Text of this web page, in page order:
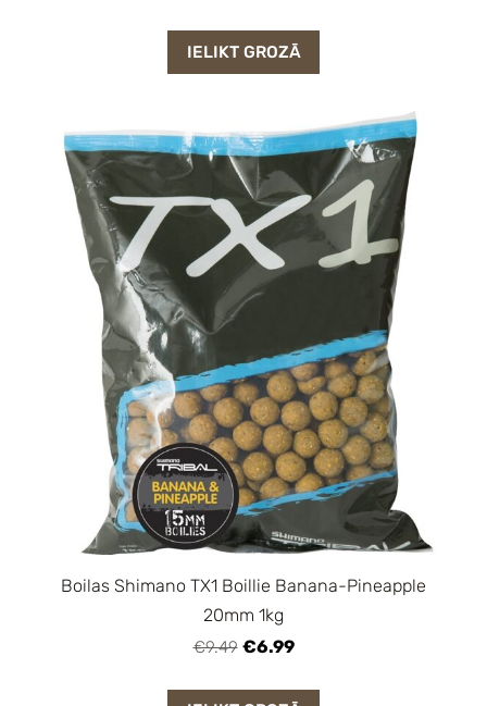
IELIKT GROZĀ
Boilas Shimano TX1 Boillie Banana-Pineapple
20mm 1kg
€9.49 €6.99